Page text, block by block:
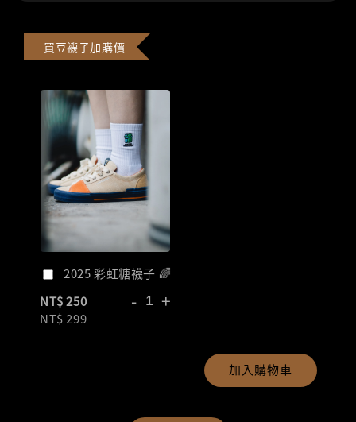
買豆襪子加購價
2025 彩虹糖襪子 🌈
NT$ 250
NT$ 299
- +
加入購物車